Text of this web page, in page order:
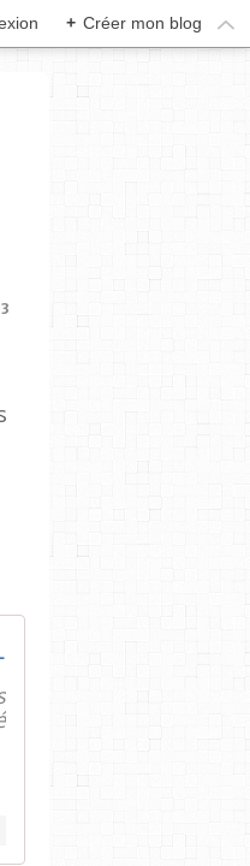
+ Créer mon blog